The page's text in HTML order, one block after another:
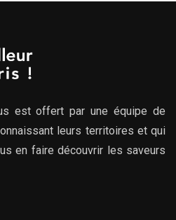
est offert par une équipe de
leurs territoires et qui
en faire découvrir les saveurs